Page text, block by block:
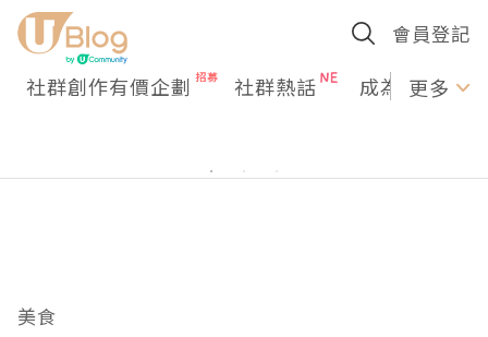
會員登記
社群創作有價企劃 社群熱話 成為U更多
美食